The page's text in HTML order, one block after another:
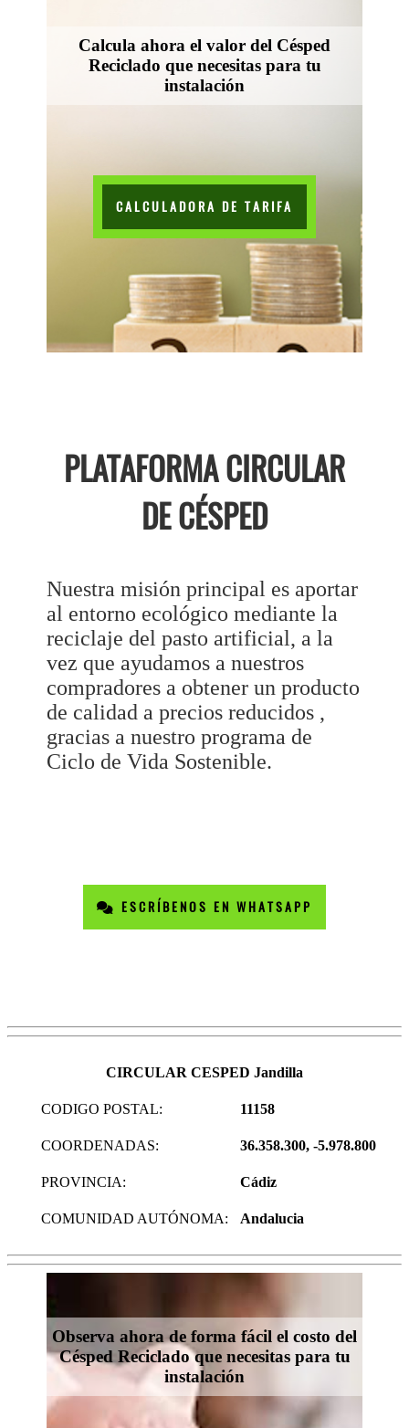
Calcula ahora el valor del Césped
Reciclado que necesitas para tu
instalación
CALCULADORA DE TARIFA
PLATAFORMA CIRCULAR
DE CÉSPED
Nuestra misión principal es aportar
al entorno ecológico mediante la
reciclaje del pasto artificial, a la
vez que ayudamos a nuestros
compradores a obtener un producto
de calidad a precios reducidos ,
gracias a nuestro programa de
Ciclo de Vida Sostenible.
ESCRÍBENOS EN WHATSAPP
CIRCULAR CESPED Jandilla
CODIGO POSTAL: 11158
COORDENADAS: 36.358.300, -5.978.800
PROVINCIA: Cádiz
COMUNIDAD AUTÓNOMA: Andalucia
Observa ahora de forma fácil el costo del
Césped Reciclado que necesitas para tu
instalación